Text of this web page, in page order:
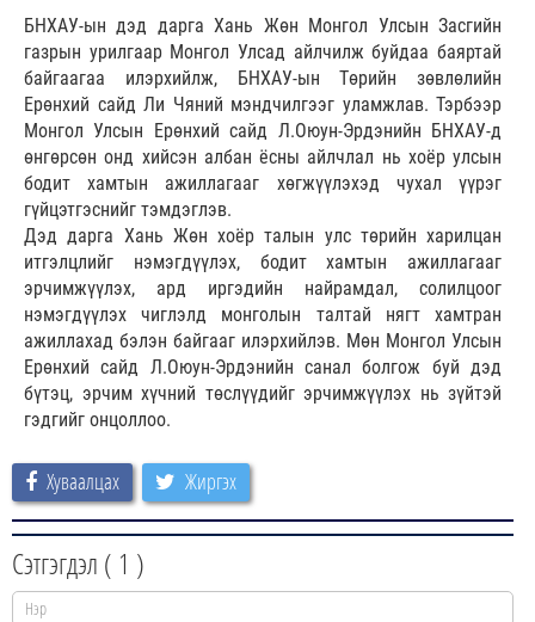
БНХАУ-ын дэд дарга Хань Жөн Монгол Улсын Засгийн
газрын урилгаар Монгол Улсад айлчилж буйдаа баяртай
байгаагаа илэрхийлж, БНХАУ-ын Төрийн зөвлөлийн
Ерөнхий сайд Ли Чяний мэндчилгээг уламжлав. Тэрбээр
Монгол Улсын Ерөнхий сайд Л.Оюун-Эрдэнийн БНХАУ-д
өнгөрсөн онд хийсэн албан ёсны айлчлал нь хоёр улсын
бодит хамтын ажиллагааг хөгжүүлэхэд чухал үүрэг
гүйцэтгэснийг тэмдэглэв.
Дэд дарга Хань Жөн хоёр талын улс төрийн харилцан
итгэлцлийг нэмэгдүүлэх, бодит хамтын ажиллагааг
эрчимжүүлэх, ард иргэдийн найрамдал, солилцоог
нэмэгдүүлэх чиглэлд монголын талтай нягт хамтран
ажиллахад бэлэн байгааг илэрхийлэв. Мөн Монгол Улсын
Ерөнхий сайд Л.Оюун-Эрдэнийн санал болгож буй дэд
бүтэц, эрчим хүчний төслүүдийг эрчимжүүлэх нь зүйтэй
гэдгийг онцоллоо.
Хуваалцах Жиргэх
Сэтгэгдэл ( 1 )